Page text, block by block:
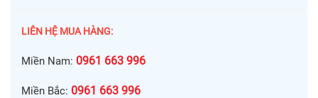
LIÊN HỆ MUA HÀNG:
Miền Nam: 0961 663 996
Miền Bắc: 0961 663 996